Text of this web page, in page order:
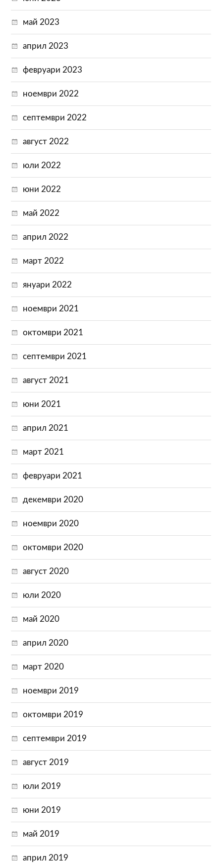
май 2023
април 2023
февруари 2023
ноември 2022
септември 2022
август 2022
юли 2022
юни 2022
май 2022
април 2022
март 2022
януари 2022
ноември 2021
октомври 2021
септември 2021
август 2021
юни 2021
април 2021
март 2021
февруари 2021
декември 2020
ноември 2020
октомври 2020
август 2020
юли 2020
май 2020
април 2020
март 2020
ноември 2019
октомври 2019
септември 2019
август 2019
юли 2019
юни 2019
май 2019
април 2019